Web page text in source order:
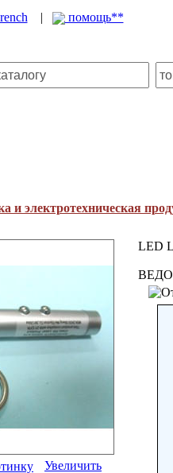
| помощь**
и электротехническая
Увеличить
LED